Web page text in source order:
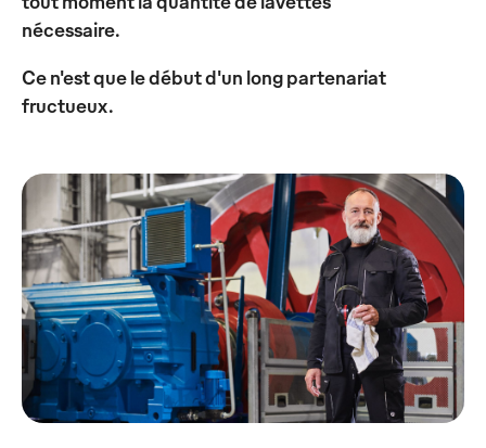
nécessaire.
Ce n'est que le début d'un long partenariat
fructueux.